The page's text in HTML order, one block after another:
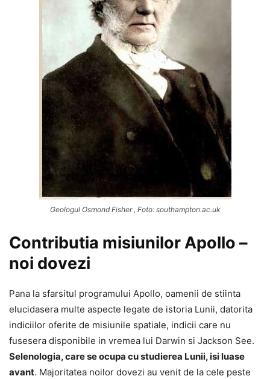
Geologul Osmond Fisher , Foto: southampton.ac.uk
Contributia misiunilor Apollo –
noi dovezi
Pana la sfarsitul programului Apollo, oamenii de stiinta
elucidasera multe aspecte legate de istoria Lunii, datorita
indiciilor oferite de misiunile spatiale, indicii care nu
fusesera disponibile in vremea lui Darwin si Jackson See.
Selenologia, care se ocupa cu studierea Lunii, isi luase
avant. Majoritatea noilor dovezi au venit de la cele peste